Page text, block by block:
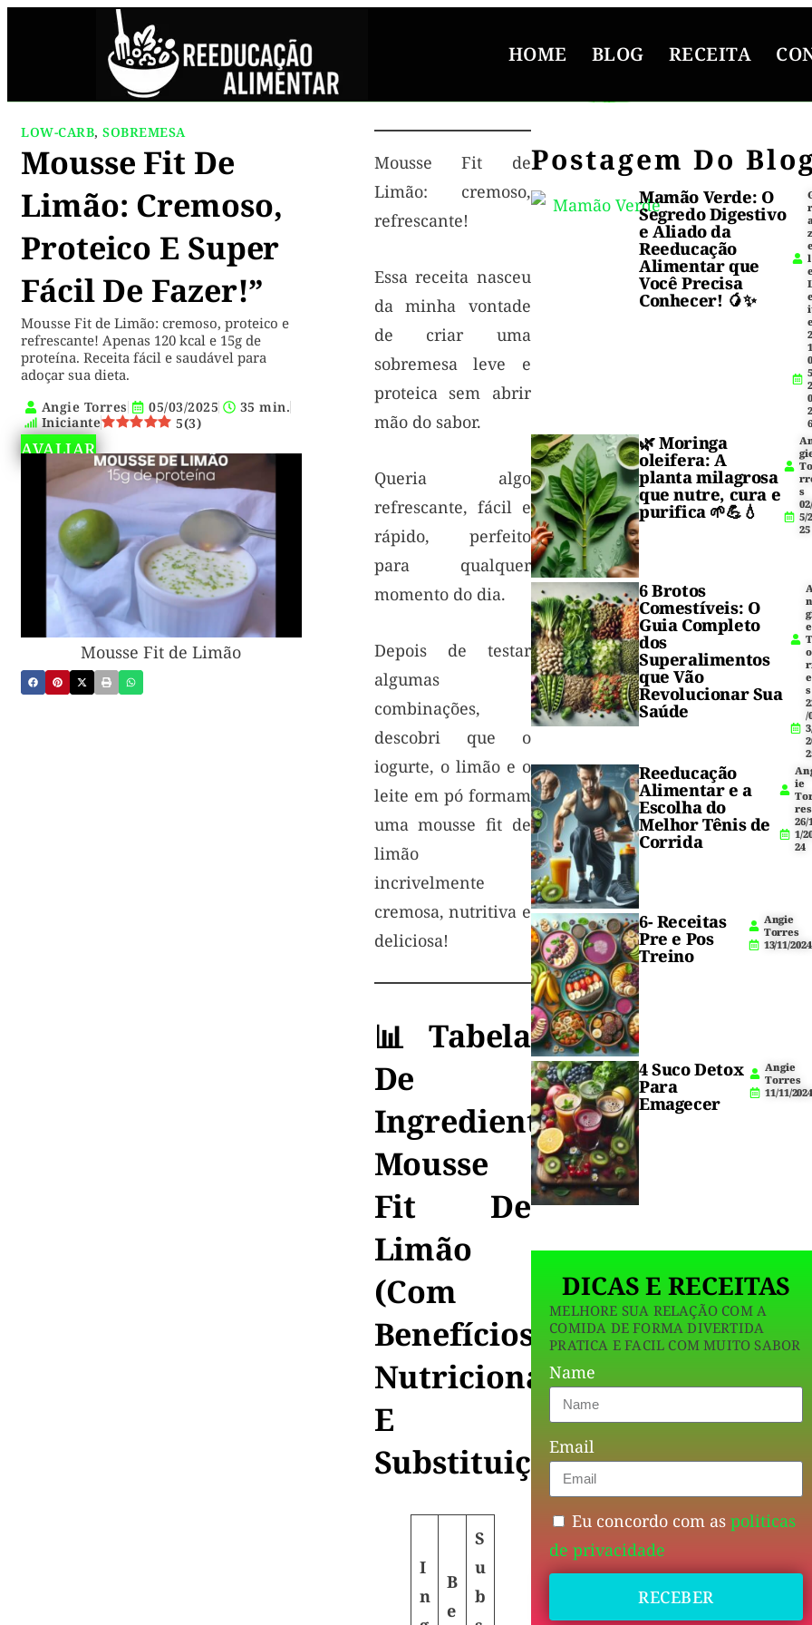
HOME BLOG RECEITA
LOW-CARB, SOBREMESA
Mousse Fit De
Limão: Cremoso,
Proteico E Super
Fácil De Fazer!”
Mousse Fit de Limão: cremoso, proteico e
refrescante! Apenas 120 kcal e 15g de
proteína. Receita fácil e saudável para
adoçar sua dieta.
Angie Torres 05/03/2025
35 min.
Iniciante
5(3)
AVALIAR
Mousse Fit de Limão
Mousse Fit de
Limão: cremoso,
refrescante!
Essa receita nasceu
da minha vontade
de criar uma
sobremesa leve e
proteica sem abrir
mão do sabor.
Queria algo
refrescante, fácil e
rápido, perfeito
para qualquer
momento do dia.
Depois de testar
algumas
combinações,
descobri que o
iogurte, o limão e o
leite em pó formam
uma mousse fit de
limão
incrivelmente
cremosa, nutritiva e
deliciosa!
📊 Tabela
De
Ingredientes
Mousse
Fit De
Limão
(Com
Benefícios
Nutricionais
E
Substituições)
I
n
B
e
S
u
b
Postagem Do
Mamão Verde: O
Segredo Digestivo
e Aliado da
Reeducação
Alimentar que
Você Precisa
Conhecer! 🥭✨
r
l
2
0
2
0
2
6
🌿Moringa
oleifera: A
planta milagrosa
que nutre, cura e
purifica 🌱💪💧
To
s
5/
25
6 Brotos
Comestíveis: O
Guia Completo
dos
Superalimentos
que Vão
Revolucionar Sua
Saúde
n
e
T
o
e
s
/
Reeducação
Alimentar e a
Escolha do
Melhor Tênis de
Corrida
ie
res
26/
1/
24
6- Receitas
Pre e Pos
Treino
Angie
Torres
13/11/2024
4 Suco Detox
Para
Emagecer
Angie
Torres
11/11/2024
DICAS E RECEITAS
MELHORE SUA RELAÇÃO COM A
COMIDA DE FORMA DIVERTIDA
PRATICA E FACIL COM MUITO SABOR
Name
Email
Eu concordo com aspoliticas
de privacidade
RECEBER